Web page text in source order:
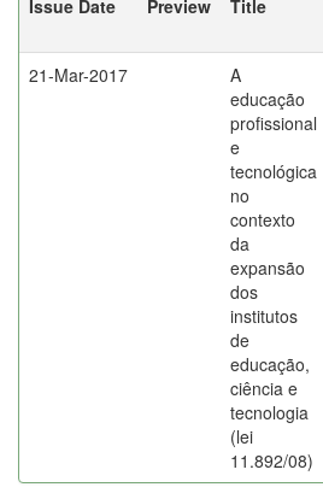
Issue Date Preview Title
21-Mar-2017
A
educação
profissional
e
tecnológica
no
contexto
da
expansão
dos
institutos
de
educação,
ciência e
tecnologia
(lei
11.892/08)